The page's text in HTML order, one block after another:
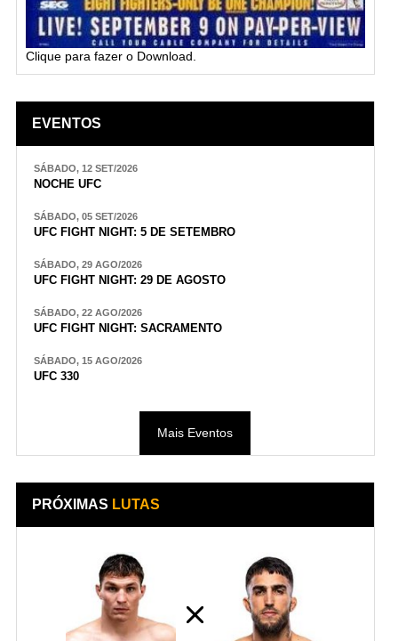
Clique para fazer o Download.
EVENTOS
SÁBADO, 12 SET/2026
NOCHE UFC
SÁBADO, 05 SET/2026
UFC FIGHT NIGHT: 5 DE SETEMBRO
SÁBADO, 29 AGO/2026
UFC FIGHT NIGHT: 29 DE AGOSTO
SÁBADO, 22 AGO/2026
UFC FIGHT NIGHT: SACRAMENTO
SÁBADO, 15 AGO/2026
UFC 330
Mais Eventos
PRÓXIMAS LUTAS